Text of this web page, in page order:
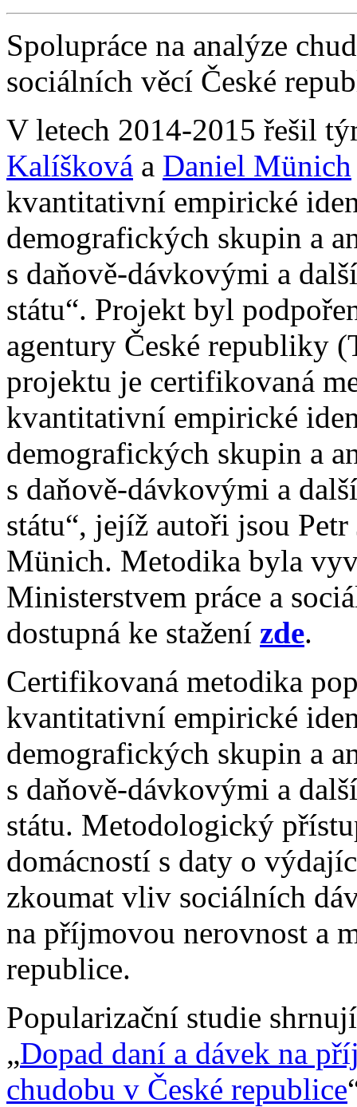
Spolupráce na analýze
sociálních věcí České
V letech 2014-2015 řešil
Kalíšková a Daniel Münich
kvantitativní empirické
demografických skupin a
s daňově-dávkovými a
státu“. Projekt byl
agentury České republiky
projektu je certifikovaná
kvantitativní empirické
demografických skupin a
s daňově-dávkovými a
státu“, jejíž autoři jsou
Münich. Metodika byla
Ministerstvem práce a
dostupná ke stažení zde.
Certifikovaná metodika
kvantitativní empirické
demografických skupin a
s daňově-dávkovými a
státu. Metodologický
domácností s daty o
zkoumat vliv sociálních
na příjmovou nerovnost a
republice.
Popularizační studie
„Dopad daní a dávek na
chudobu v České republice